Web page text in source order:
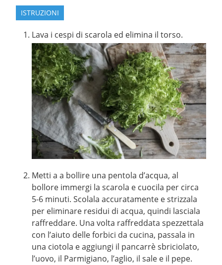
ISTRUZIONI
Lava i cespi di scarola ed elimina il torso.
Metti a a bollire una pentola d’acqua, al
bollore immergi la scarola e cuocila per circa
5-6 minuti. Scolala accuratamente e strizzala
per eliminare residui di acqua, quindi lasciala
raffreddare. Una volta raffreddata spezzettala
con l’aiuto delle forbici da cucina, passala in
una ciotola e aggiungi il pancarrè sbriciolato,
l’uovo, il Parmigiano, l’aglio, il sale e il pepe.